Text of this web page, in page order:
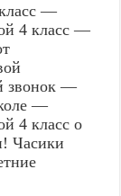
—
4 класс —
звонок —
—
4 класс о
Часики